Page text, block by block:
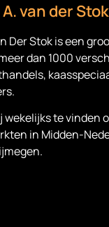
van der Stok
Der Stok is een
dan 1000
te vinden
in Midden-